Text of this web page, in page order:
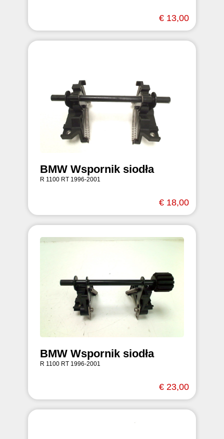
€ 13,00
BMW Wspornik siodła
R 1100 RT 1996-2001
€ 18,00
BMW Wspornik siodła
R 1100 RT 1996-2001
€ 23,00